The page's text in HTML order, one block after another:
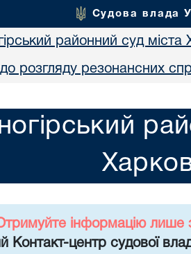
Судова влада
районний суд міста
розгляду резонансних
інформацію лише
Контакт-центр судової